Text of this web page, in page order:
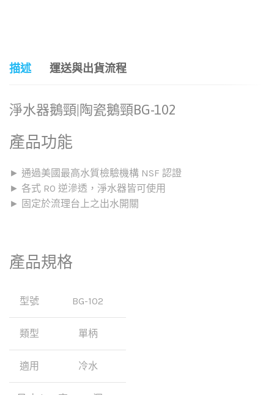
描述 運送與出貨流程
淨水器鵝頸|陶瓷鵝頸BG-102
產品功能
► 通過美國最高水質檢驗機構 NSF 認證
► 各式 RO 逆滲透，淨水器皆可使用
► 固定於流理台上之出水開關
產品規格
型號 BG-102
類型 單柄
適用 冷水